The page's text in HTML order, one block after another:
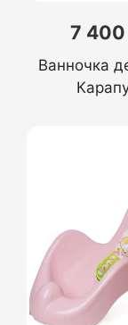
7
Ванночка